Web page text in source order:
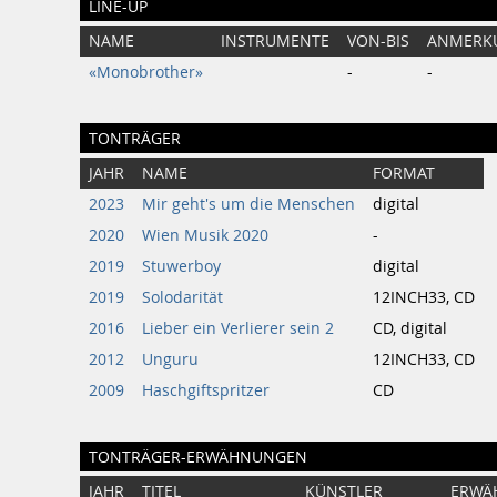
LINE-UP
NAME INSTRUMENTE VON-BIS
«Monobrother»
- -
TONTRÄGER
JAHR NAME
FORMAT
2023
Mir geht's um die Menschen
digital
2020
Wien Musik 2020
-
2019
Stuwerboy
digital
2019
Solodarität
12INCH33, CD
2016
Lieber ein Verlierer sein 2
CD, digital
2012
Unguru
12INCH33, CD
2009
Haschgiftspritzer CD
TONTRÄGER-ERWÄHNUNGEN
JAHR TITEL KÜNSTLER